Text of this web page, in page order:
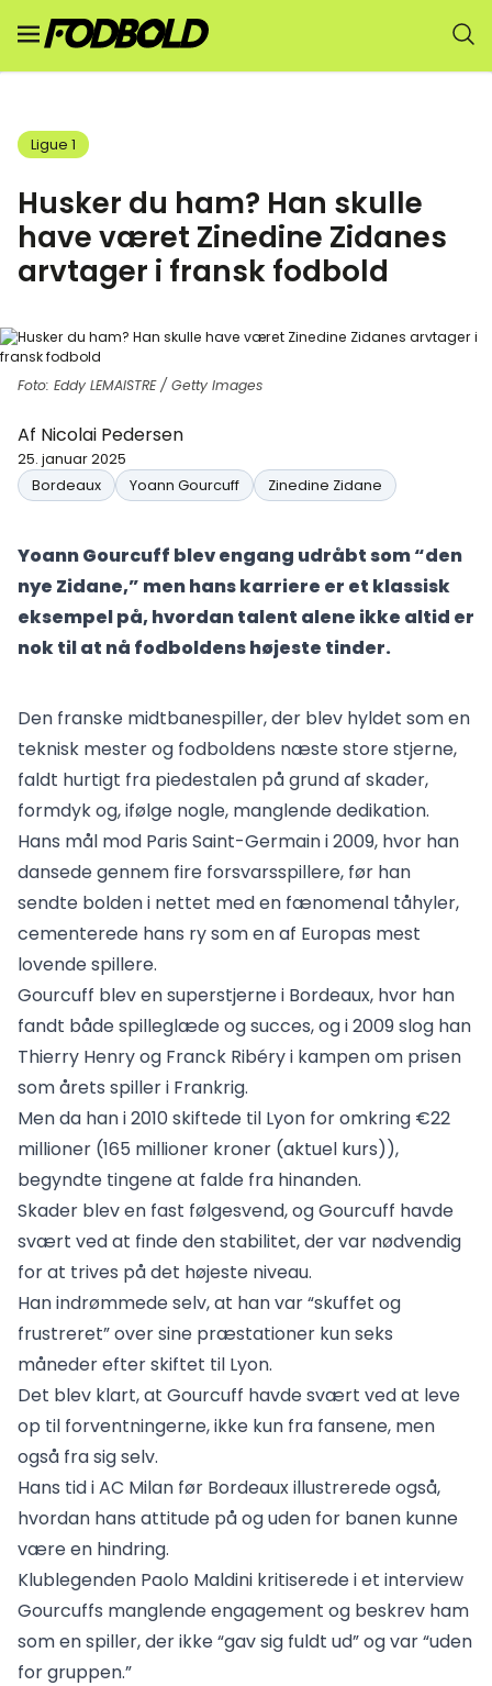
Ligue 1
Husker du ham? Han skulle
have været Zinedine Zidanes
arvtager i fransk fodbold
Foto: Eddy LEMAISTRE / Getty Images
Af Nicolai Pedersen
25. januar 2025
Bordeaux
Yoann Gourcuff Zinedine Zidane
Yoann Gourcuff blev engang udråbt som “den
nye Zidane,” men hans karriere er et klassisk
eksempel på, hvordan talent alene ikke altid er
nok til at nå fodboldens højeste tinder.
Den franske midtbanespiller, der blev hyldet som en
teknisk mester og fodboldens næste store stjerne,
faldt hurtigt fra piedestalen på grund af skader,
formdyk og, ifølge nogle, manglende dedikation.
Hans mål mod Paris Saint-Germain i 2009, hvor han
dansede gennem fire forsvarsspillere, før han
sendte bolden i nettet med en fænomenal tåhyler,
cementerede hans ry som en af Europas mest
lovende spillere.
Gourcuff blev en superstjerne i Bordeaux, hvor han
fandt både spilleglæde og succes, og i 2009 slog han
Thierry Henry og Franck Ribéry i kampen om prisen
som årets spiller i Frankrig.
Men da han i 2010 skiftede til Lyon for omkring €22
millioner (165 millioner kroner (aktuel kurs)),
begyndte tingene at falde fra hinanden.
Skader blev en fast følgesvend, og Gourcuff havde
svært ved at finde den stabilitet, der var nødvendig
for at trives på det højeste niveau.
Han indrømmede selv, at han var “skuffet og
frustreret” over sine præstationer kun seks
måneder efter skiftet til Lyon.
Det blev klart, at Gourcuff havde svært ved at leve
op til forventningerne, ikke kun fra fansene, men
også fra sig selv.
Hans tid i AC Milan før Bordeaux illustrerede også,
hvordan hans attitude på og uden for banen kunne
være en hindring.
Klublegenden Paolo Maldini kritiserede i et interview
Gourcuffs manglende engagement og beskrev ham
som en spiller, der ikke “gav sig fuldt ud” og var “uden
for gruppen.”